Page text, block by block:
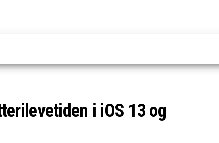
i iOS 13 og